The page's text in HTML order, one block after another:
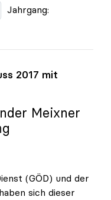
Jahrgang:
2017 mit
Meixner
(GÖD) und der
sich dieser